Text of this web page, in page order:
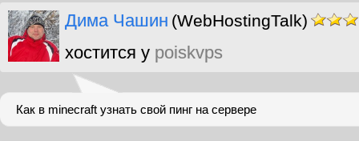
Дима Чашин (WebHostingTalk)
хостится у poiskvps
Как в minecraft узнать свой пинг на сервере